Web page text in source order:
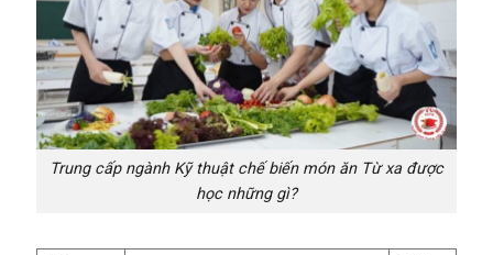
Trung cấp ngành Kỹ thuật chế biến món ăn Từ xa được
học những gì?